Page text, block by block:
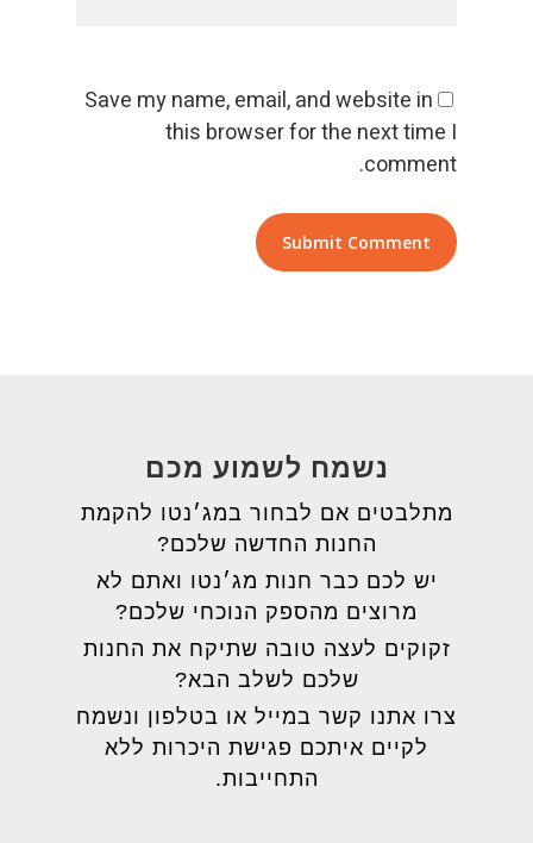
Save my name, email, and website in
this browser for the next time I
comment.
נשמח לשמוע מכם
מתלבטים אם לבחור במג׳נטו להקמת
החנות החדשה שלכם?
יש לכם כבר חנות מג׳נטו ואתם לא
מרוצים מהספק הנוכחי שלכם?
זקוקים לעצה טובה שתיקח את החנות
שלכם לשלב הבא?
צרו אתנו קשר במייל או בטלפון ונשמח
לקיים איתכם פגישת היכרות ללא
התחייבות.